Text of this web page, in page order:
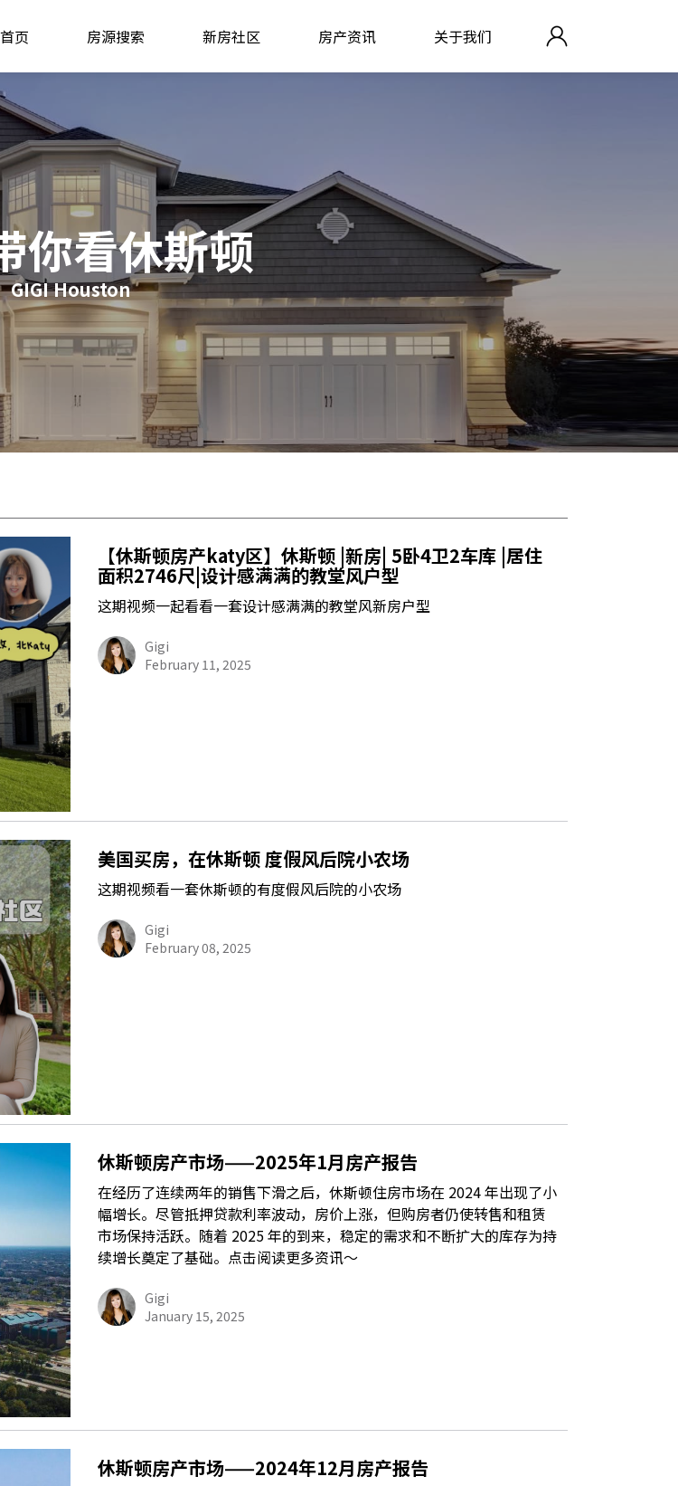
首页 房源搜索 新房社区 房产资讯 关于我们
你看休斯顿
GIGI Houston
【休斯顿房产katy区】休斯顿 |新房| 5卧4卫2车库 |居住
面积2746尺|设计感满满的教堂风户型
这期视频一起看看一套设计感满满的教堂风新房户型
Gigi
February 11, 2025
美国买房，在休斯顿 度假风后院小农场
这期视频看一套休斯顿的有度假风后院的小农场
Gigi
February 08, 2025
休斯顿房产市场——2025年1月房产报告
在经历了连续两年的销售下滑之后，休斯顿住房市场在 2024 年出现了小
幅增长。尽管抵押贷款利率波动，房价上涨，但购房者仍使转售和租赁
市场保持活跃。随着 2025 年的到来，稳定的需求和不断扩大的库存为持
续增长奠定了基础。点击阅读更多资讯～
Gigi
January 15, 2025
休斯顿房产市场——2024年12月房产报告